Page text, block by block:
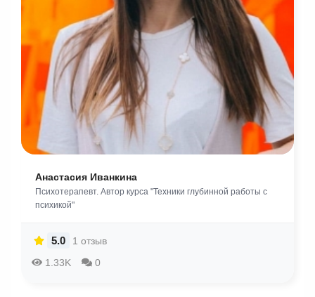
Анастасия Иванкина
Психотерапевт. Автор курса "Техники глубинной работы с
психикой"
1.33K 0
5.0 1 отзыв